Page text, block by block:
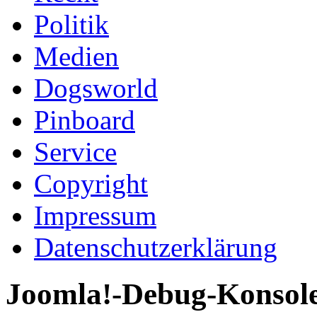
Politik
Medien
Dogsworld
Pinboard
Service
Copyright
Impressum
Datenschutzerklärung
Joomla!-Debug-